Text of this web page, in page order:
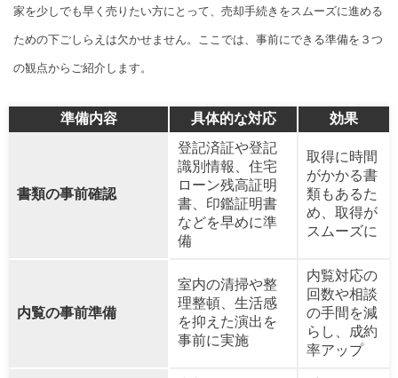
家を少しでも早く売りたい方にとって、売却手続きをスムーズに進める
ための下ごしらえは欠かせません。ここでは、事前にできる準備を３つ
の観点からご紹介します。
準備内容 具体的な対応 効果
書類の事前確認
登記済証や登記
識別情報、住宅
ローン残高証明
書、印鑑証明書
などを早めに準
備
取得に時間
がかかる書
類もあるた
め、取得が
スムーズに
内覧の事前準備
室内の清掃や整
理整頓、生活感
を抑えた演出を
事前に実施
内覧対応の
回数や相談
の手間を減
らし、成約
率アップ